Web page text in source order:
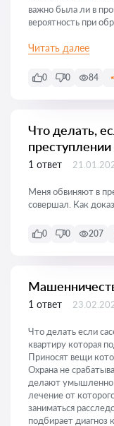
важно была ли в
вероятность при
Читать далее
0 0 84
Что делать,
преступлении
1 ответ
Меня обвиняют в
совершал. Как
0 0 207
1 ответ
Что делать если
квартиру которая
Приносят вещи
Охрана не
делают умышленно
лечение от
заниматься
подбирает диагноз